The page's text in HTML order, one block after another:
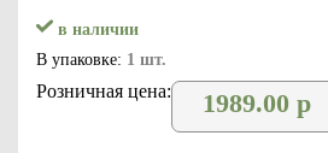
в наличии
В упаковке: 1 шт.
Розничная цена: 1989.00 р